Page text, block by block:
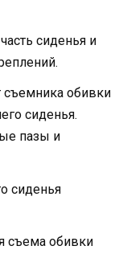
сиденья и
съемника обивки
сиденья.
пазы и
сиденья
съема обивки